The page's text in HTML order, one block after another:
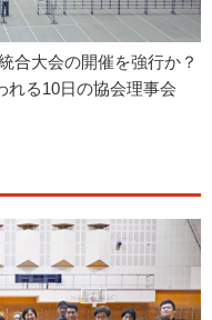
合大会の開催を強行か？
れる10日の協会理事会